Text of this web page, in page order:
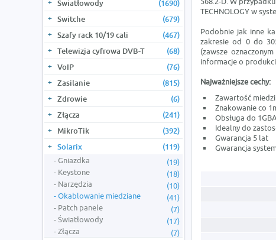
Światłowody
(1690)
Switche
(679)
Szafy rack 10/19 cali
(467)
Telewizja cyfrowa DVB-T
(68)
VoIP
(76)
Zasilanie
(815)
Zdrowie
(6)
Złącza
(241)
MikroTik
(392)
Solarix
(119)
Gniazdka
(19)
Keystone
(18)
Narzędzia
(10)
Okablowanie miedziane
(41)
Patch panele
(7)
Światłowody
(17)
Złącza
(7)
TECHNOLOGY w
Podobnie jak inne
zakresie od 0 do
(zawsze
informacje o
Najważniejsze cechy:
Zawartość miedzi
Znakowanie co
Obsługa do
Idealny do
Gwarancja 5 lat
Gwarancja